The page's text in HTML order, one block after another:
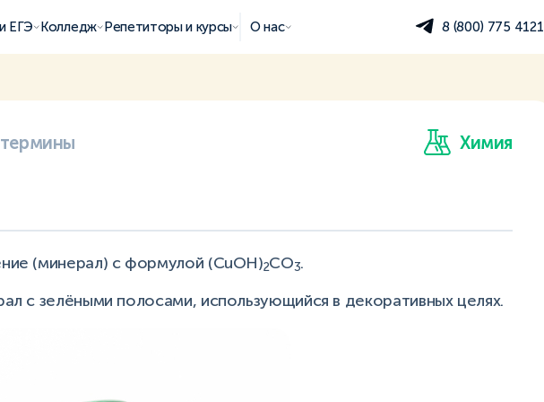
ЕГЭ Колледж Репетиторы и курсы О нас 8 (800) 775 4121
Химия
(минерал) с формулой (СuOH)2CO3.
с зелёными полосами, использующийся в декоративных целях.